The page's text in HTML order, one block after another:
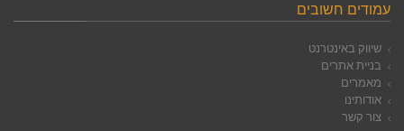
עמודים חשובים
שיווק באינטרנט
בניית אתרים
מאמרים
אודותינו
צור קשר